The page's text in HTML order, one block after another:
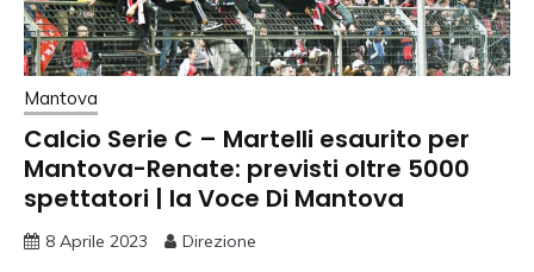
Mantova
Calcio Serie C – Martelli esaurito per
Mantova-Renate: previsti oltre 5000
spettatori | la Voce Di Mantova
8 Aprile 2023 Direzione